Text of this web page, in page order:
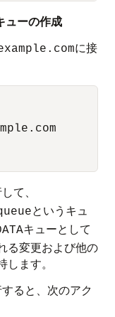
ューの作成
に接
て、
というキュ
キューとして
る変更および他の
ます。
ると、次のアク